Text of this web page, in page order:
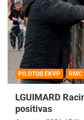
PILOTOS EKVP RMC
LGUIMARD
positivas